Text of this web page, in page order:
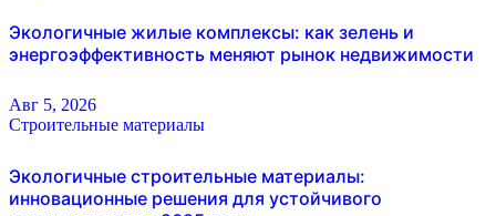
Экологичные жилые комплексы: как зелень и
энергоэффективность меняют рынок недвижимости
Авг 5, 2026
Строительные материалы
Экологичные строительные материалы:
инновационные решения для устойчивого